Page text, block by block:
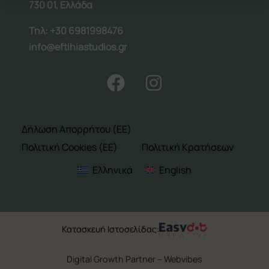
730 01, Ελλάδα
Τηλ: +30 6981998476
info@eftihiastudios.gr
Δήλωση Απορρήτου (ΕΕ)
Πολιτική Cookies (ΕΕ)
Πολιτική Κρατήσεων
Ελληνικά
English
Κατασκευή Ιστοσελίδας:
Digital Growth Partner – Webvibes
Καλέστε μας: